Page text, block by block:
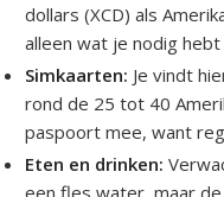
dollars (XCD) als
alleen wat je nodig
Simkaarten: Je vindt
rond de 25 tot 40
paspoort mee, want
Eten en drinken:
een fles water, maar de